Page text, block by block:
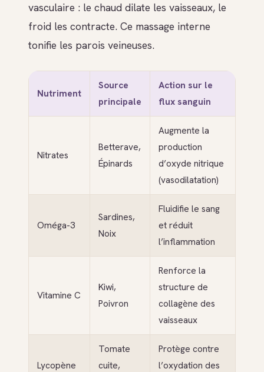
vasculaire : le chaud dilate les vaisseaux, le
froid les contracte. Ce massage interne
tonifie les parois veineuses.
Nutriment
Source
principale
Action sur le
flux sanguin
Nitrates
Betterave,
Épinards
Augmente la
production
d’oxyde nitrique
(vasodilatation)
Oméga-3
Sardines,
Noix
Fluidifie le sang
et réduit
l’inflammation
Vitamine C
Kiwi,
Poivron
Renforce la
structure de
collagène des
vaisseaux
Lycopène
Tomate
cuite,
Protège contre
l’oxydation des